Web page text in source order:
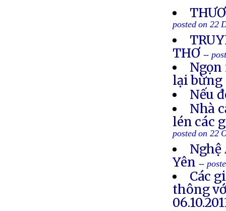
posted on 22
THƠ --
lại bừng
Nếu
Nhà
lén các
posted on 22
Nghệ
Yên --
Các
thông